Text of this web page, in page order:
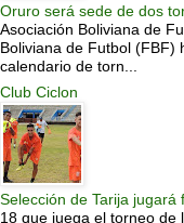
Oruro será sede de dos
Asociación Boliviana de
Boliviana de Futbol (FBF)
calendario de torn...
Club Ciclon
Selección de Tarija jugará
18 que juega el torneo de